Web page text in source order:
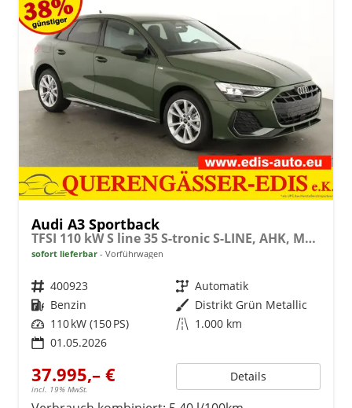
Audi A3 Sportback
TFSI 110 kW S line 35 S-tronic S-LINE, AHK, Matrix, Navi, el. Klappe, Kamera, Winter, 3 J.-Garantie
sofort lieferbar Vorführwagen
Fahrzeugnr. 400923 Getriebe Automatik
Kraftstoff Benzin Außenfarbe Distrikt Grün Metallic
Leistung 110 kW (150 PS) Kilometerstand 1.000 km
01.05.2026
37.995,– €
incl. 19% MwSt.
Details